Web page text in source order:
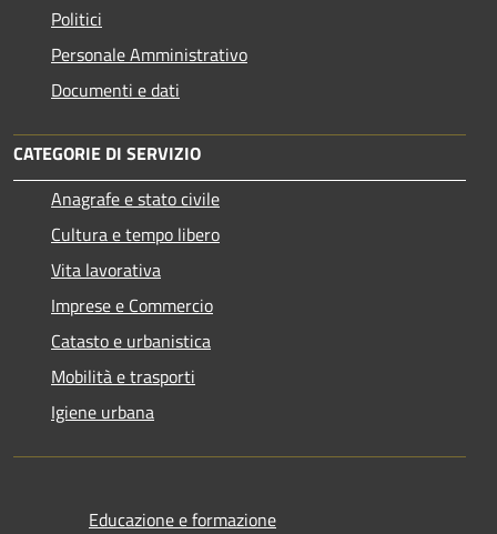
Politici
Personale Amministrativo
Documenti e dati
CATEGORIE DI SERVIZIO
Anagrafe e stato civile
Cultura e tempo libero
Vita lavorativa
Imprese e Commercio
Catasto e urbanistica
Mobilità e trasporti
Igiene urbana
Educazione e formazione